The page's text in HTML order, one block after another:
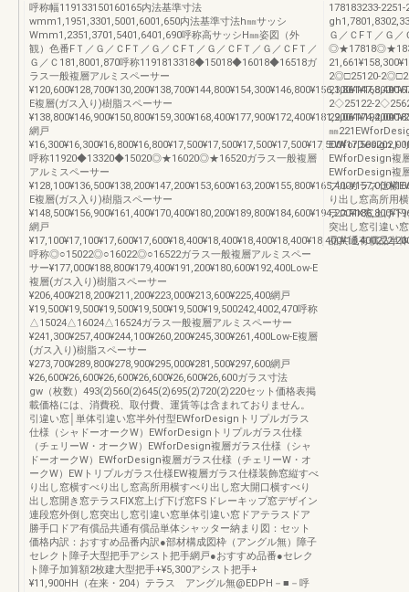
呼称幅119133150160165内法基準寸法
wmm1,1951,3301,5001,6001,650内法基準寸法h㎜サッシ
Wmm1,2351,3701,5401,6401,690呼称高サッシH㎜姿図（外
観）色番FＴ／Ｇ／ＣFＴ／Ｇ／ＣFＴ／Ｇ／ＣFＴ／Ｇ／ＣFＴ／
Ｇ／Ｃ181,8001,870呼称1191813318◆15018◆16018◆16518ガ
ラス一般複層アルミスペーサー
E複層(ガス入り)樹脂スペーサー
網戸
呼称11920◆13320◆15020◎★16020◎★16520ガラス一般複層
アルミスペーサー
E複層(ガス入り)樹脂スペーサー
網戸
呼称◎○15022◎○16022◎○16522ガラス一般複層アルミスペー
サー¥177,000¥188,800¥179,400¥191,200¥180,600¥192,400Low-E
複層(ガス入り)樹脂スペーサー
¥206,400¥218,200¥211,200¥223,000¥213,600¥225,400網戸
¥19,500¥19,500¥19,500¥19,500¥19,500¥19,500242,4002,470呼称
△15024△16024△16524ガラス一般複層アルミスペーサー
¥241,300¥257,400¥244,100¥260,200¥245,300¥261,400Low-E複層
(ガス入り)樹脂スペーサー
¥273,700¥289,800¥278,900¥295,000¥281,500¥297,600網戸
¥26,600¥26,600¥26,600¥26,600¥26,600¥26,600ガラス寸法
gw（枚数）493(2)560(2)645(2)695(2)720(2)220セット価格表掲
載価格には、消費税、取付費、運賃等は含まれておりません。
引違い窓│単体引違い窓半外付型EWforDesignトリプルガラス
仕様（シャドーオークW）EWforDesignトリプルガラス仕様
（チェリーW・オークW）EWforDesign複層ガラス仕様（シャ
ドーオークW）EWforDesign複層ガラス仕様（チェリーW・オ
ークW）EWトリプルガラス仕様EW複層ガラス仕様装飾窓縦すべ
り出し窓横すべり出し窓高所用横すべり出し窓大開口横すべり
出し窓開き窓テラスFIX窓上げ下げ窓FSドレーキップ窓デザイン
連段窓外倒し窓突出し窓引違い窓単体引違い窓ドアテラスドア
勝手口ドア有償品共通有償品単体シャッター納まり図：セット
価格内訳：おすすめ品番内訳●部材構成図枠（アングル無）障子
セレクト障子大型把手アシスト把手網戸●おすすめ品番●セレク
ト障子加算額2枚建大型把手+¥5,300アシスト把手+
¥11,900HH（在来・204）テラス アングル無@EDPH－■－呼
178183233-
Ｇ／ＣFＴ／Ｇ／
2◎□25120-
2◇25122-
㎜
EWforDesignト
EWforDesign複
EWforDesign複
プルガラス仕様
り出し窓高所用
ラスFIX窓上げ下
突出し窓引違い
品共通有償品単